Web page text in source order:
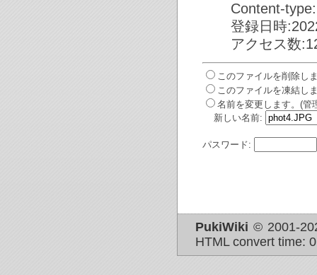
Content-
登録日時
アクセス数
このファイルを削除し
このファイルを凍結し
名前を変更します。(管
新しい名前:
パスワード:
PukiWiki © 2001-
HTML convert time: